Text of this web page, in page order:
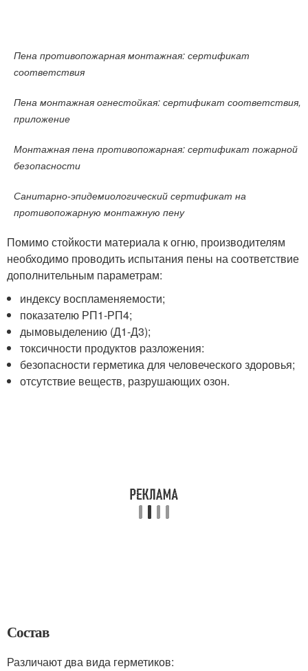
Пена противопожарная монтажная: сертификат
соответствия
Пена монтажная огнестойкая: сертификат соответствия,
приложение
Монтажная пена противопожарная: сертификат пожарной
безопасности
Санитарно-эпидемиологический сертификат на
противопожарную монтажную пену
Помимо стойкости материала к огню, производителям
необходимо проводить испытания пены на соответствие
дополнительным параметрам:
индексу воспламеняемости;
показателю РП1-РП4;
дымовыделению (Д1-Д3);
токсичности продуктов разложения:
безопасности герметика для человеческого здоровья;
отсутствие веществ, разрушающих озон.
Состав
Различают два вида герметиков: